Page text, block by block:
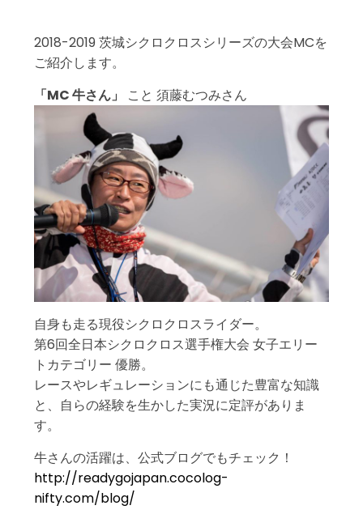
2018-2019 茨城シクロクロスシリーズの大会MCを
ご紹介します。
「MC 牛さん」
こと 須藤むつみさん
自身も走る現役シクロクロスライダー。
第6回全日本シクロクロス選手権大会 女子エリー
トカテゴリー 優勝。
レースやレギュレーションにも通じた豊富な知識
と、自らの経験を生かした実況に定評がありま
す。
牛さんの活躍は、公式ブログでもチェック！
http://readygojapan.cocolog-
nifty.com/blog/